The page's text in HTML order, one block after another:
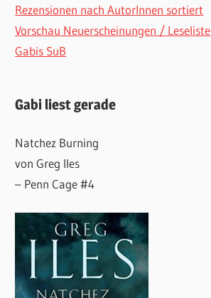
Rezensionen nach AutorInnen sortiert
Vorschau Neuerscheinungen / Leseliste
Gabis SuB
Gabi liest gerade
Natchez Burning
von Greg Iles
– Penn Cage #4